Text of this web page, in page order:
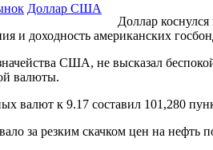
Доллар США
Доллар
и доходность американских
США, не высказал
валюты.
валют к 9.17 составил 101,280
за резким скачком цен на